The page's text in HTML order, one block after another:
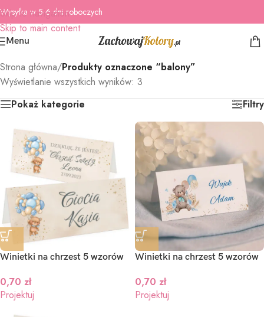
Skip to navigation
Skip to main content
Wysyłka w 5-6 dni roboczych
Menu
Strona główna/Produkty oznaczone “balony”
Wyświetlanie wszystkich wyników: 3
Pokaż kategorie Filtry
Winietki na chrzest 5 wzorów
0,70 zł
Projektuj
Winietki na chrzest 5 wzorów
0,70 zł
Projektuj